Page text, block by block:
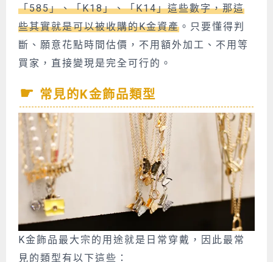
「585」、「K18」、「K14」這些數字，那這
些其實就是可以被收購的K金資產 。只要懂得判
斷、願意花點時間估價，不用額外加工、不用等
買家，直接變現是完全可行的。
常見的K金飾品類型
K金飾品最大宗的用途就是日常穿戴，因此最常
見的類型有以下這些：